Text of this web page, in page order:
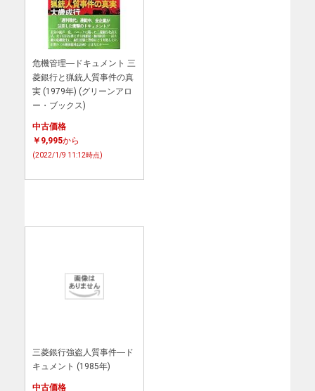
危機管理―ドキュメント 三
菱銀行と猟銃人質事件の真
実 (1979年) (グリーンアロ
ー・ブックス)
中古価格
￥9,995から
(2022/1/9 11:12時点)
三菱銀行強盗人質事件―ド
キュメント (1985年)
中古価格